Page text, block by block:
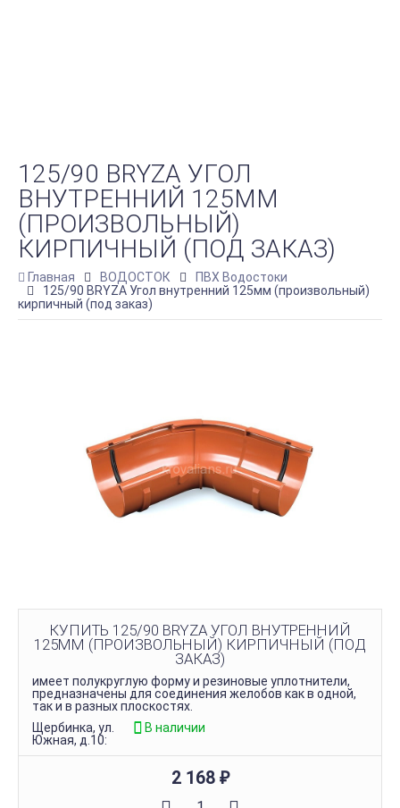
125/90 BRYZA УГОЛ
ВНУТРЕННИЙ 125ММ
(ПРОИЗВОЛЬНЫЙ)
КИРПИЧНЫЙ (ПОД ЗАКАЗ)
Главная ВОДОСТОК
ПВХ Водостоки
125/90 BRYZA Угол внутренний 125мм (произвольный)
кирпичный (под заказ)
КУПИТЬ 125/90 BRYZA УГОЛ ВНУТРЕННИЙ
125ММ (ПРОИЗВОЛЬНЫЙ) КИРПИЧНЫЙ (ПОД
ЗАКАЗ)
имеет полукруглую форму и резиновые уплотнители,
предназначены для соединения желобов как в одной,
так и в разных плоскостях.
Щербинка, ул.
Южная, д.10:
В наличии
2 168 ₽